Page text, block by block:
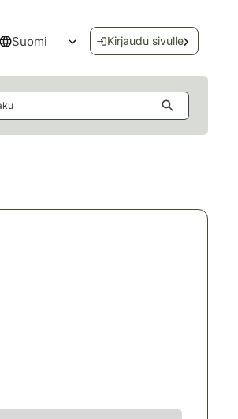
Suomi
Avaa kielivalikko
Kirjaudu sivulle